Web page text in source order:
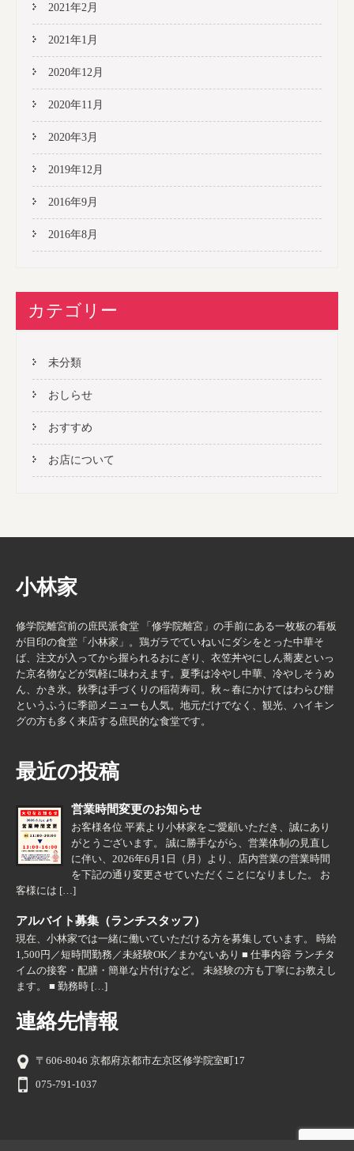
2021年2月
2021年1月
2020年12月
2020年11月
2020年3月
2019年12月
2016年9月
2016年8月
カテゴリー
未分類
おしらせ
おすすめ
お店について
小林家
修学院離宮前の庶民派食堂 「修学院離宮」の手前にある一枚板の看板
が目印の食堂「小林家」。鶏ガラでていねいにダシをとった中華そ
ば、注文が入ってから握られるおにぎり、衣笠丼やにしん蕎麦といっ
た京名物などが気軽に味わえます。夏季は冷やし中華、冷やしそうめ
ん、かき氷。秋季は手づくりの稲荷寿司。秋～春にかけてはわらび餅
というふうに季節メニューも人気。地元だけでなく、観光、ハイキン
グの方も多く来店する庶民的な食堂です。
最近の投稿
営業時間変更のお知らせ
お客様各位 平素より小林家をご愛顧いただき、誠にあり
がとうございます。 誠に勝手ながら、営業体制の見直し
に伴い、2026年6月1日（月）より、店内営業の営業時間
を下記の通り変更させていただくことになりました。 お
客様には […]
アルバイト募集（ランチスタッフ）
現在、小林家では一緒に働いていただける方を募集しています。 時給
1,500円／短時間勤務／未経験OK／まかないあり ■ 仕事内容 ランチタ
イムの接客・配膳・簡単な片付けなど。 未経験の方も丁寧にお教えし
ます。 ■ 勤務時 […]
連絡先情報
〒606-8046 京都府京都市左京区修学院室町17
075-791-1037